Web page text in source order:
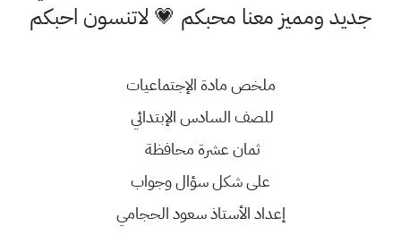
جديد ومميز معنا محبكم 💗 لاتنسون احبكم
ملخص مادة الإجتماعيات
للصف السادس الإبتدائي
ثمان عشرة محافظة
على شكل سؤال وجواب
إعداد الأستاذ سعود الحجامي